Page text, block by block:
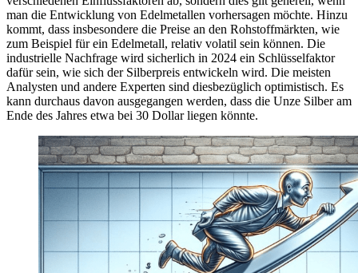
man die Entwicklung von Edelmetallen vorhersagen möchte. Hinzu
kommt, dass insbesondere die Preise an den Rohstoffmärkten, wie
zum Beispiel für ein Edelmetall, relativ volatil sein können. Die
industrielle Nachfrage wird sicherlich in 2024 ein Schlüsselfaktor
dafür sein, wie sich der Silberpreis entwickeln wird. Die meisten
Analysten und andere Experten sind diesbezüglich optimistisch. Es
kann durchaus davon ausgegangen werden, dass die Unze Silber am
Ende des Jahres etwa bei 30 Dollar liegen könnte.